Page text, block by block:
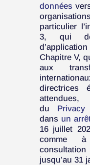
données
particulier
3, qui
Chapitre V,
aux
directrices
du Privacy
dans un
16 juillet
comme à
jusqu’au 31